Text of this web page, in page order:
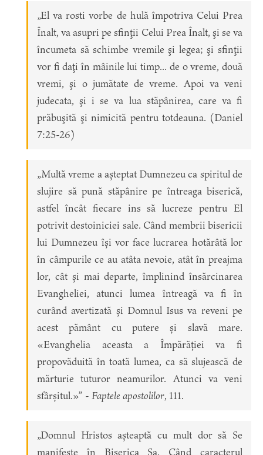
„El va rosti vorbe de hulă împotriva Celui Prea
Înalt, va asupri pe sfinţii Celui Prea Înalt, şi se va
încumeta să schimbe vremile şi legea; şi sfinţii
vor fi daţi în mâinile lui timp... de o vreme, două
vremi, şi o jumătate de vreme. Apoi va veni
judecata, şi i se va lua stăpânirea, care va fi
prăbuşită şi nimicită pentru totdeauna. (Daniel
7:25-26)
„Multă vreme a așteptat Dumnezeu ca spiritul de
slujire să pună stăpânire pe întreaga biserică,
astfel încât fiecare ins să lucreze pentru El
potrivit destoiniciei sale. Când membrii bisericii
lui Dumnezeu își vor face lucrarea hotărâtă lor
în câmpurile ce au atâta nevoie, atât în preajma
lor, cât și mai departe, împlinind însărcinarea
Evangheliei, atunci lumea întreagă va fi în
curând avertizată și Domnul Isus va reveni pe
acest pământ cu putere și slavă mare.
«Evanghelia aceasta a Împărăției va fi
propovăduită în toată lumea, ca să slujească de
mărturie tuturor neamurilor. Atunci va veni
sfârșitul.»” - Faptele apostolilor, 111.
„Domnul Hristos așteaptă cu mult dor să Se
manifeste în Biserica Sa. Când caracterul